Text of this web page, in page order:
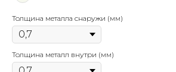
Толщина металла снаружи (мм)
Толщина металл внутри (мм)